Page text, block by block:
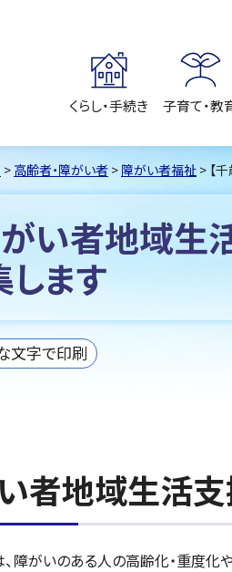
くらし・手続き 子育て・教
> 高齢者・障がい者 > 障がい者福祉 > 【
がい者地域生
ます
文字で印刷
者地域生活
障がいのある人の高齢化・重度化